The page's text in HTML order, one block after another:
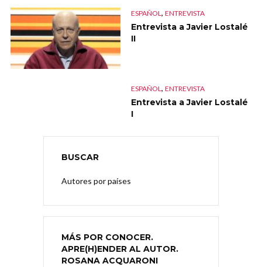
ESPAÑOL, ENTREVISTA
Entrevista a Javier Lostalé
II
ESPAÑOL, ENTREVISTA
Entrevista a Javier Lostalé
I
BUSCAR
Autores por países
MÁS POR CONOCER.
APRE(H)ENDER AL AUTOR.
ROSANA ACQUARONI